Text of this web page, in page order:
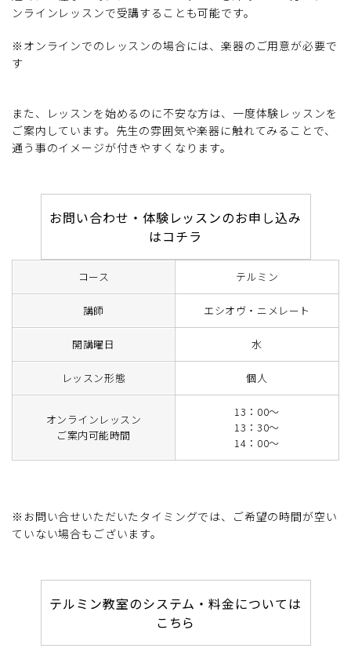
ンラインレッスンで受講することも可能です。
※オンラインでのレッスンの場合には、楽器のご用意が必要で
す
また、レッスンを始めるのに不安な方は、一度体験レッスンを
ご案内しています。先生の雰囲気や楽器に触れてみることで、
通う事のイメージが付きやすくなります。
お問い合わせ・体験レッスンのお申し込み
はコチラ
コース テルミン
講師 エシオヴ・ニメレート
開講曜日 水
レッスン形態 個人
オンラインレッスン
ご案内可能時間
13：00～
13：30～
14：00～
※お問い合せいただいたタイミングでは、ご希望の時間が空い
ていない場合もございます。
テルミン教室のシステム・料金については
こちら